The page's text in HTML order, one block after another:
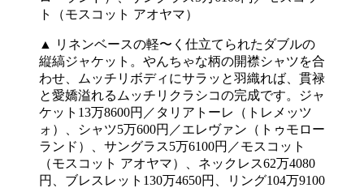
▲ リネンベースの軽〜く仕立てられたダブルの
縦縞ジャケット。やんちゃな柄の開襟シャツを合
わせ、ムッチリボディにサラッと羽織れば、貫禄
と愛嬌溢れるムッチリクラシコの完成です。ジャ
ケット13万8600円／タリアトーレ（トレメッツ
ォ）、シャツ5万600円／エレヴァン（トゥモロー
ランド）、サングラス5万6100円／モスコット
（モスコット アオヤマ）、ネックレス62万4080
円、ブレスレット130万4650円、リング104万9100